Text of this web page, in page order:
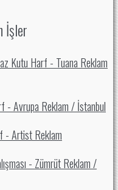
İşler
Kutu Harf - Tuana Reklam
- Avrupa Reklam / İstanbul
- Artist Reklam
- Zümrüt Reklam /